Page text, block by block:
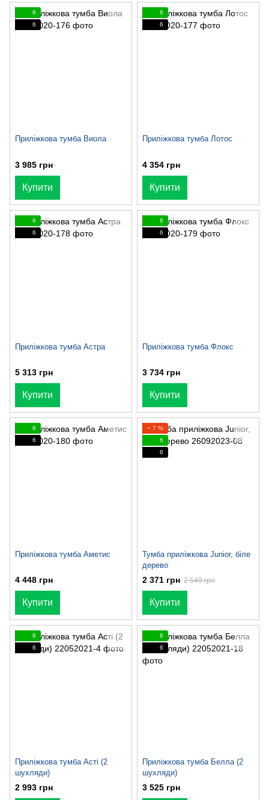
6
6
Приліжкова тумба Виола
3 985 грн
Купити
6
6
Приліжкова тумба Лотос
4 354 грн
Купити
6
6
Приліжкова тумба Астра
5 313 грн
Купити
6
6
Приліжкова тумба Флокс
3 734 грн
Купити
6
6
Приліжкова тумба Аметис
4 448 грн
Купити
− 7 %
6
6
Тумба приліжкова Junior, біле
дерево
2 371 грн 2 549 грн
Купити
6
6
Приліжкова тумба Асті (2
шухляди)
2 993 грн
6
6
Приліжкова тумба Белла (2
шухляди)
3 525 грн